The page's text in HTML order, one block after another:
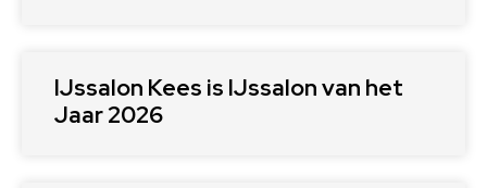
IJssalon Kees is IJssalon van het
Jaar 2026